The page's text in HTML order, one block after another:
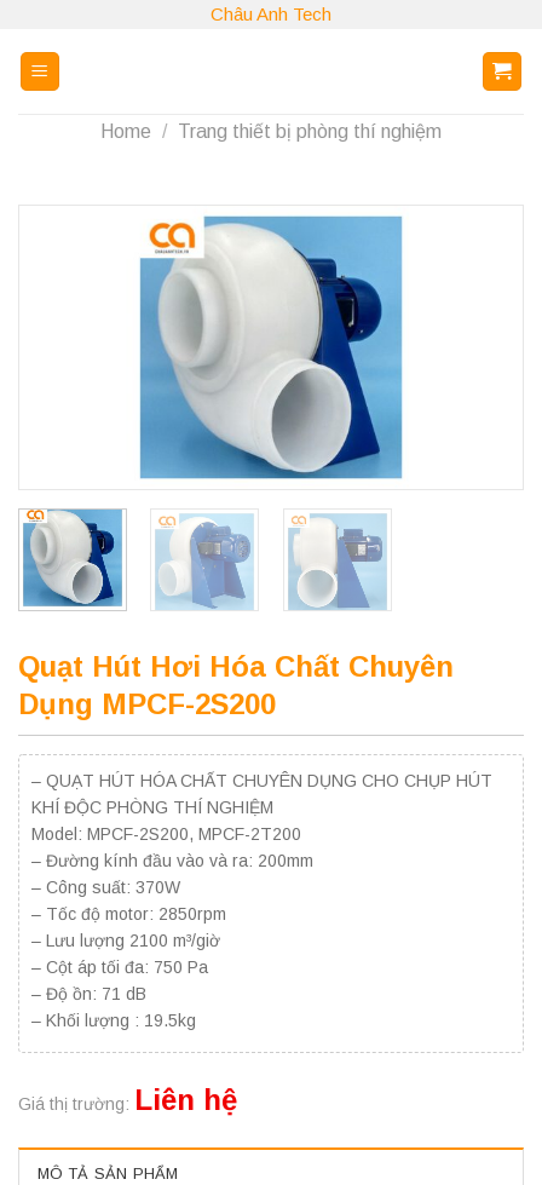
content
Châu Anh Tech
Home / Trang thiết bị phòng thí nghiệm
Quạt Hút Hơi Hóa Chất Chuyên
Dụng MPCF-2S200
– QUẠT HÚT HÓA CHẤT CHUYÊN DỤNG CHO CHỤP HÚT
KHÍ ĐỘC PHÒNG THÍ NGHIỆM
Model: MPCF-2S200, MPCF-2T200
– Đường kính đầu vào và ra: 200mm
– Công suất: 370W
– Tốc độ motor: 2850rpm
– Lưu lượng 2100 m³/giờ
– Cột áp tối đa: 750 Pa
– Độ ồn: 71 dB
– Khối lượng : 19.5kg
Giá thị trường: Liên hệ
MÔ TẢ SẢN PHẨM